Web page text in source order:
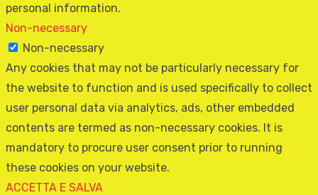
personal information.
Non-necessary
Non-necessary
Any cookies that may not be particularly necessary for
the website to function and is used specifically to collect
user personal data via analytics, ads, other embedded
contents are termed as non-necessary cookies. It is
mandatory to procure user consent prior to running
these cookies on your website.
ACCETTA E SALVA